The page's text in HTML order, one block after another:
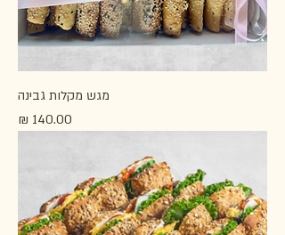
מגש מקלות גבינה
מחיר